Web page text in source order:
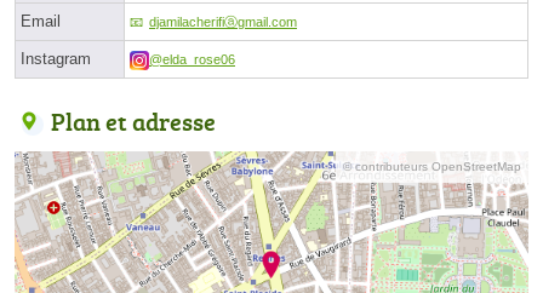
Email djamilacherifiⓐgmail.com
Instagram @elda_rose06
Plan et adresse
© contributeurs OpenStreetMap